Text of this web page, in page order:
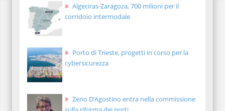
Algeciras-Zaragoza, 700 milioni per il
corridoio intermodale
Porto di Trieste, progetti in corso per la
cybersicurezza
Zeno D’Agostino entra nella commissione